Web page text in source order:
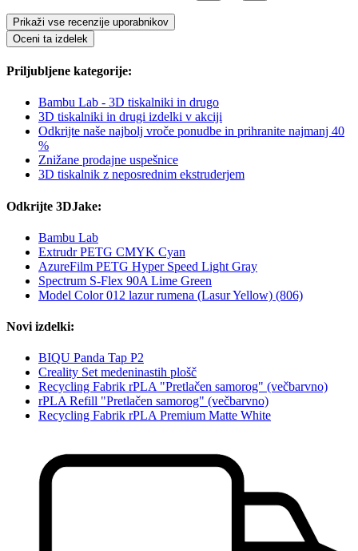
Prikaži vse recenzije uporabnikov
Oceni ta izdelek
Priljubljene kategorije:
Bambu Lab - 3D tiskalniki in drugo
3D tiskalniki in drugi izdelki v akciji
Odkrijte naše najbolj vroče ponudbe in prihranite najmanj 40
%
Znižane prodajne uspešnice
3D tiskalnik z neposrednim ekstruderjem
Odkrijte 3DJake:
Bambu Lab
Extrudr PETG CMYK Cyan
AzureFilm PETG Hyper Speed Light Gray
Spectrum S-Flex 90A Lime Green
Model Color 012 lazur rumena (Lasur Yellow) (806)
Novi izdelki:
BIQU Panda Tap P2
Creality Set medeninastih plošč
Recycling Fabrik rPLA "Pretlačen samorog" (večbarvno)
rPLA Refill "Pretlačen samorog" (večbarvno)
Recycling Fabrik rPLA Premium Matte White